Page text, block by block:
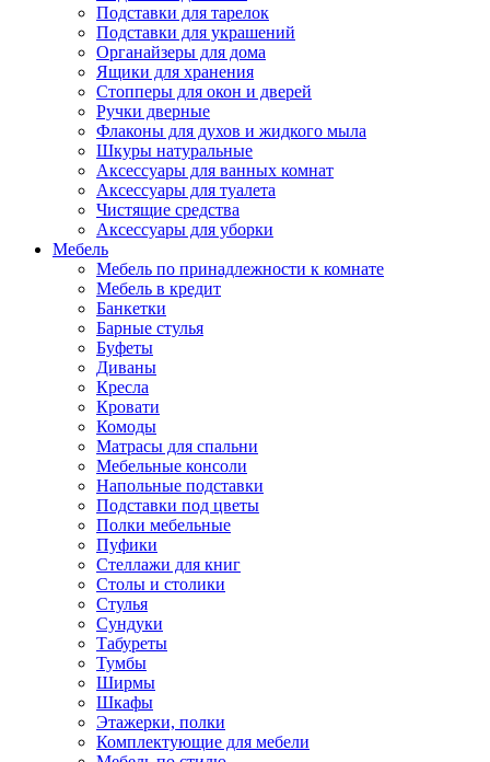
Подставки для тарелок
Подставки для украшений
Органайзеры для дома
Ящики для хранения
Стопперы для окон и дверей
Ручки дверные
Флаконы для духов и жидкого мыла
Шкуры натуральные
Аксессуары для ванных комнат
Аксессуары для туалета
Чистящие средства
Аксессуары для уборки
Мебель
Мебель по принадлежности к комнате
Мебель в кредит
Банкетки
Барные стулья
Буфеты
Диваны
Кресла
Кровати
Комоды
Матрасы для спальни
Мебельные консоли
Напольные подставки
Подставки под цветы
Полки мебельные
Пуфики
Стеллажи для книг
Столы и столики
Стулья
Сундуки
Табуреты
Тумбы
Ширмы
Шкафы
Этажерки, полки
Комплектующие для мебели